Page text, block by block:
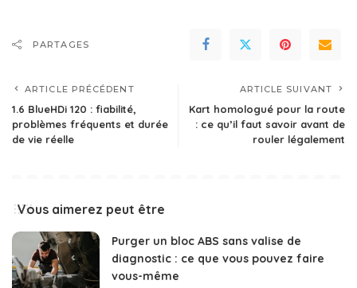
PARTAGES
ARTICLE PRÉCÉDENT
1.6 BlueHDi 120 : fiabilité,
problèmes fréquents et durée
de vie réelle
ARTICLE SUIVANT
Kart homologué pour la route
: ce qu’il faut savoir avant de
rouler légalement
Vous aimerez peut être
Purger un bloc ABS sans valise de
diagnostic : ce que vous pouvez faire
vous-même